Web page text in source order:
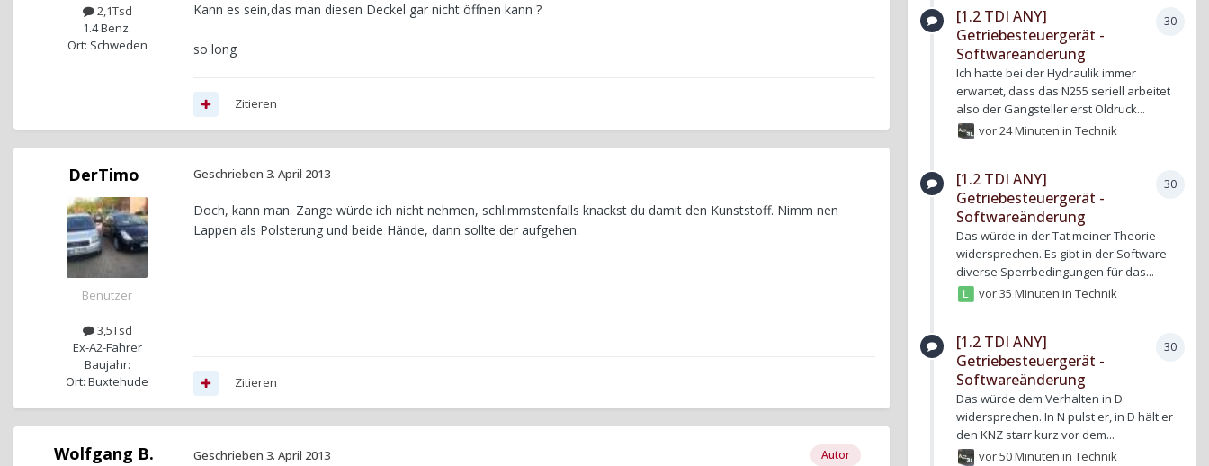
2,1Tsd
1.4 Benz.
Ort: Schweden
Kann es sein,das man diesen Deckel gar nicht öffnen kann ?
so long
Zitieren
DerTimo
Benutzer
3,5Tsd
Ex-A2-Fahrer
Baujahr:
Ort: Buxtehude
Geschrieben 3. April 2013
Doch, kann man. Zange würde ich nicht nehmen, schlimmstenfalls knackst du damit den Kunststoff. Nimm nen
Lappen als Polsterung und beide Hände, dann sollte der aufgehen.
Zitieren
Wolfgang B. Autor
Geschrieben 3. April 2013
30
[1.2 TDI ANY]
Getriebesteuergerät -
Softwareänderung
Ich hatte bei der Hydraulik immer
erwartet, dass das N255 seriell arbeitet
also der Gangsteller erst Öldruck...
vor 24 MinuteninTechnik
30
[1.2 TDI ANY]
Getriebesteuergerät -
Softwareänderung
Das würde in der Tat meiner Theorie
widersprechen. Es gibt in der Software
diverse Sperrbedingungen für das...
vor 35 MinuteninTechnik
30
[1.2 TDI ANY]
Getriebesteuergerät -
Softwareänderung
Das würde dem Verhalten in D
widersprechen. In N pulst er, in D hält er
den KNZ starr kurz vor dem...
vor 50 MinuteninTechnik